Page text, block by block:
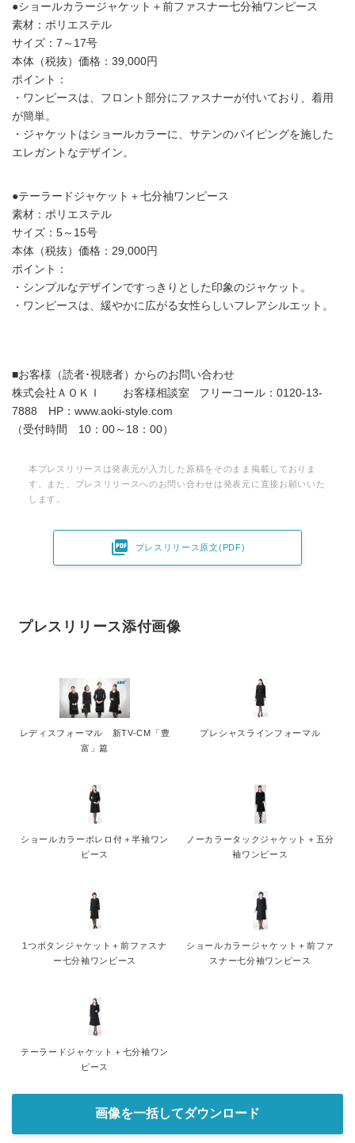
●ショールカラージャケット＋前ファスナー七分袖ワンピース
素材：ポリエステル
サイズ：7～17号
本体（税抜）価格：39,000円
ポイント：
・ワンピースは、フロント部分にファスナーが付いており、着用
が簡単。
・ジャケットはショールカラーに、サテンのパイピングを施した
エレガントなデザイン。
●テーラードジャケット＋七分袖ワンピース
素材：ポリエステル
サイズ：5～15号
本体（税抜）価格：29,000円
ポイント：
・シンプルなデザインですっきりとした印象のジャケット。
・ワンピースは、緩やかに広がる女性らしいフレアシルエット。
■お客様（読者･視聴者）からのお問い合わせ
株式会社ＡＯＫＩ お客様相談室 フリーコール：0120-13-
7888 HP：www.aoki-style.com
（受付時間 10：00～18：00）
本プレスリリースは発表元が入力した原稿をそのまま掲載しておりま
す。また、プレスリリースへのお問い合わせは発表元に直接お願いいた
します。
 プレスリリース原文(PDF)
プレスリリース添付画像
レディスフォーマル 新TV-CM「豊
富」篇
プレシャスラインフォーマル
ショールカラーボレロ付＋半袖ワン
ピース
ノーカラータックジャケット＋五分
袖ワンピース
1つボタンジャケット＋前ファスナ
ー七分袖ワンピース
ショールカラージャケット＋前ファ
スナー七分袖ワンピース
テーラードジャケット＋七分袖ワン
ピース
画像を一括してダウンロード